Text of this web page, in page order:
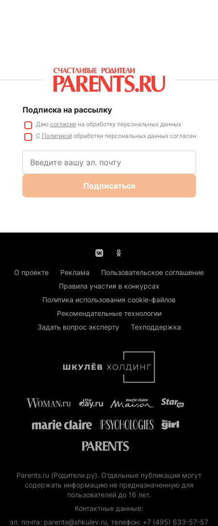
Подписка на рассылку
Даю согласиена обработку персональных данных
С Политикойобработки персональных данных согласен
Подписаться
О проекте Реклама
Пользовательское соглашение
Правила участия в конкурсах
Политика использования cookie-файлов
Рекомендательные технологии
Задать вопрос эксперту
Техподдержка
Parents.ru (Родители.ру). Отдельные публикации могут
содержать информацию не предназначенную для
пользователей до 16 лет.
Контактные данные:
эл. почта: parents@shkulev.ru, телефон: +7 (495) 633-57-57